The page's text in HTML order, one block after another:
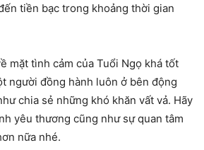
tiền bạc trong khoảng thời gian
mặt tình cảm của Tuổi Ngọ khá tốt
người đồng hành luôn ở bên động
chia sẻ những khó khăn vất vả. Hãy
yêu thương cũng như sự quan tâm
nữa nhé.